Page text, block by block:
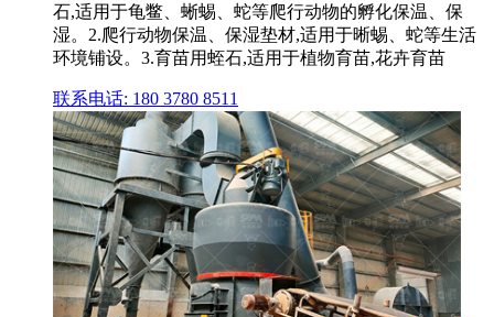
石,适用于龟鳖、蜥蜴、蛇等爬行动物的孵化保温、保
湿。2.爬行动物保温、保湿垫材,适用于晰蜴、蛇等生活
环境铺设。3.育苗用蛭石,适用于植物育苗,花卉育苗
联系电话: 180 3780 8511